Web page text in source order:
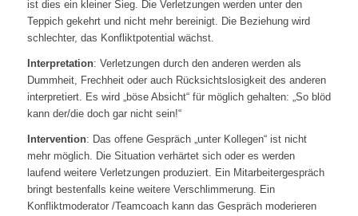
ist dies ein kleiner Sieg. Die Verletzungen werden unter den
Teppich gekehrt und nicht mehr bereinigt. Die Beziehung wird
schlechter, das Konfliktpotential wächst.
Interpretation: Verletzungen durch den anderen werden als
Dummheit, Frechheit oder auch Rücksichtslosigkeit des anderen
interpretiert. Es wird „böse Absicht“ für möglich gehalten: „So blöd
kann der/die doch gar nicht sein!“
Intervention: Das offene Gespräch „unter Kollegen“ ist nicht
mehr möglich. Die Situation verhärtet sich oder es werden
laufend weitere Verletzungen produziert. Ein Mitarbeitergespräch
bringt bestenfalls keine weitere Verschlimmerung. Ein
Konfliktmoderator /Teamcoach kann das Gespräch moderieren